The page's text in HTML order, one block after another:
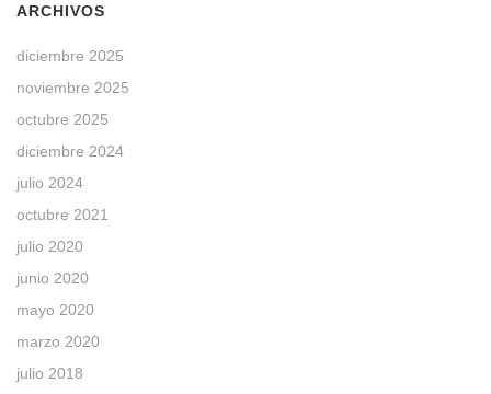
ARCHIVOS
diciembre 2025
noviembre 2025
octubre 2025
diciembre 2024
julio 2024
octubre 2021
julio 2020
junio 2020
mayo 2020
marzo 2020
julio 2018